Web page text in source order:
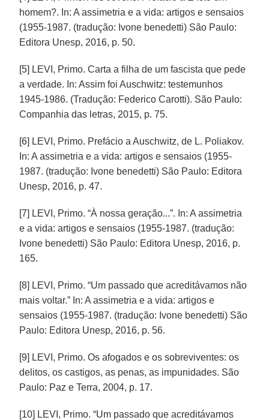
homem?. In: A assimetria e a vida: artigos e sensaios
(1955-1987. (tradução: Ivone benedetti) São Paulo:
Editora Unesp, 2016, p. 50.
[5] LEVI, Primo. Carta a filha de um fascista que pede
a verdade. In: Assim foi Auschwitz: testemunhos
1945-1986. (Tradução: Federico Carotti). São Paulo:
Companhia das letras, 2015, p. 75.
[6] LEVI, Primo. Prefácio a Auschwitz, de L. Poliakov.
In: A assimetria e a vida: artigos e sensaios (1955-
1987. (tradução: Ivone benedetti) São Paulo: Editora
Unesp, 2016, p. 47.
[7] LEVI, Primo. “À nossa geração...”. In: A assimetria
e a vida: artigos e sensaios (1955-1987. (tradução:
Ivone benedetti) São Paulo: Editora Unesp, 2016, p.
165.
[8] LEVI, Primo. “Um passado que acreditávamos não
mais voltar.” In: A assimetria e a vida: artigos e
sensaios (1955-1987. (tradução: Ivone benedetti) São
Paulo: Editora Unesp, 2016, p. 56.
[9] LEVI, Primo. Os afogados e os sobreviventes: os
delitos, os castigos, as penas, as impunidades. São
Paulo: Paz e Terra, 2004, p. 17.
[10] LEVI, Primo. “Um passado que acreditávamos